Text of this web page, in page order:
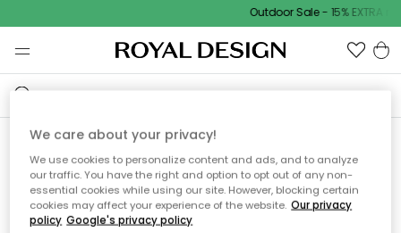
Outdoor Sale - 15% EXTRA
Vi hittar tyvärr inte sidan du
söker
We care about your privacy!
We use cookies to personalize content and ads, and to analyze
our traffic. You have the right and option to opt out of any non-
essential cookies while using our site. However, blocking certain
cookies may affect your experience of the website. Our privacy
policy Google's privacy policy